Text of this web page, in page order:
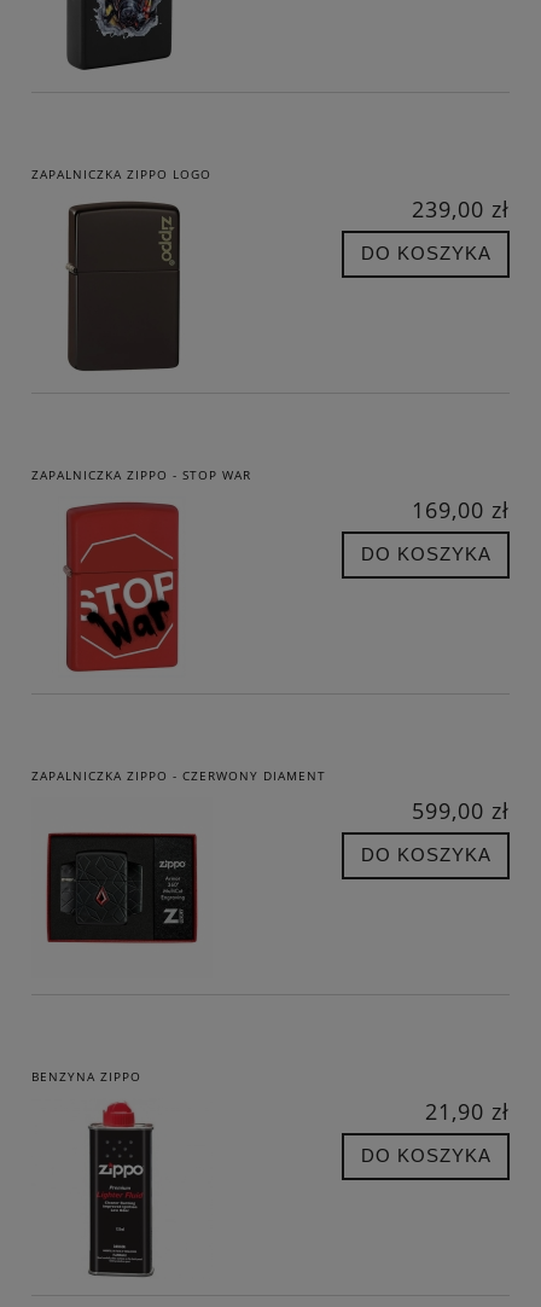
ZAPALNICZKA ZIPPO LOGO
239,00 zł
DO KOSZYKA
ZAPALNICZKA ZIPPO - STOP WAR
169,00 zł
DO KOSZYKA
ZAPALNICZKA ZIPPO - CZERWONY DIAMENT
599,00 zł
DO KOSZYKA
BENZYNA ZIPPO
21,90 zł
DO KOSZYKA